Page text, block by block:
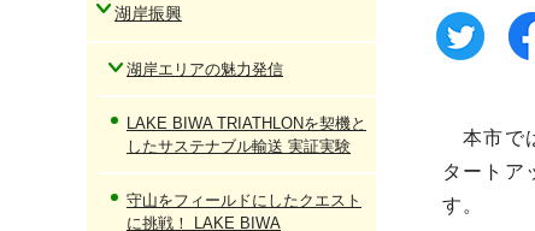
本市で
タートア
す。
湖岸振興
湖岸エリアの魅力発信
LAKE BIWA TRIATHLONを契機と
したサステナブル輸送 実証実験
守山をフィールドにしたクエスト
に挑戦！ LAKE BIWA